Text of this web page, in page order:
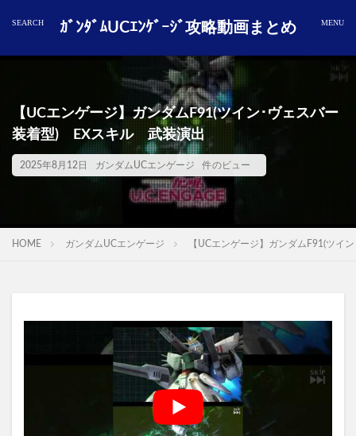
ｶﾞﾝﾀﾞﾑUCｴﾝｹﾞｰｼﾞ攻略動画まとめ
【UCエンゲージ】ガンダムF91(ツイン･ヴェスバー
装着型) EXスキル 武装演出
2025年8月12日 ガンダムUCエンゲージ 件のビュー
HOME ガンダムUCエンゲージ 【UCエンゲージ】ガンダムF91(ツ